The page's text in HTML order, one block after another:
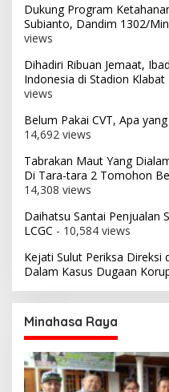
Dukung Program
Subianto, Dandim 1302/
views
Dihadiri Ribuan Jemaat,
Indonesia di Stadion
views
Belum Pakai CVT, Apa
14,692 views
Tabrakan Maut Yang
Di Tara-tara 2 Tomohon
14,308 views
Daihatsu Santai Penjualan
LCGC - 10,584 views
Kejati Sulut Periksa Direksi
Dalam Kasus Dugaan
Minahasa Raya